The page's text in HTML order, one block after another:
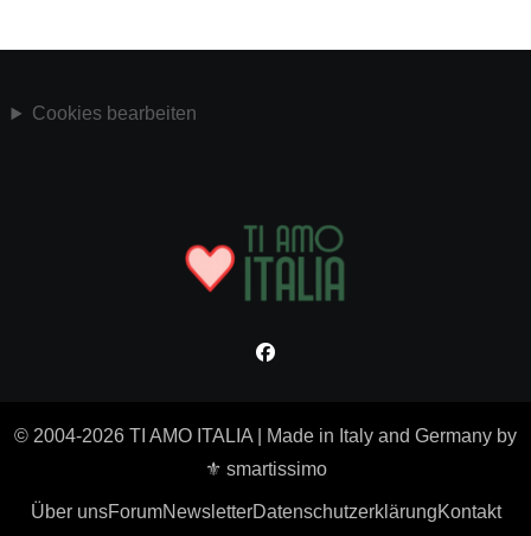
Cookies bearbeiten
© 2004-2026 TI AMO ITALIA
Made in Italy and Germany by
⚜ smartissimo
Über unsForumNewsletterDatenschutzerklärungKontakt